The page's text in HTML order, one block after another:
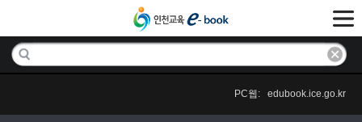
PC웹: edubook.ice.go.kr